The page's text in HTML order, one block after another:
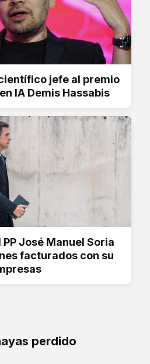
jefe al premio
IA Demis Hassabis
José Manuel Soria
facturados con su
perdido